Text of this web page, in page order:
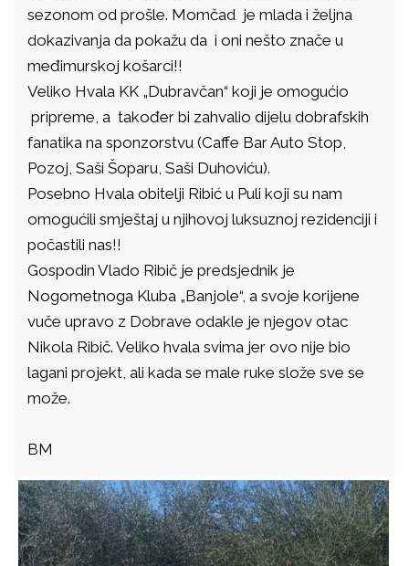
sezonom od prošle. Momčad je mlada i željna
dokazivanja da pokažu da i oni nešto znače u
međimurskoj košarci!!
Veliko Hvala KK „Dubravčan“ koji je omogućio
pripreme, a također bi zahvalio dijelu dobrafskih
fanatika na sponzorstvu (Caffe Bar Auto Stop,
Pozoj, Saši Šoparu, Saši Duhoviću).
Posebno Hvala obitelji Ribić u Puli koji su nam
omogućili smještaj u njihovoj luksuznoj rezidenciji i
počastili nas!!
Gospodin Vlado Ribič je predsjednik je
Nogometnoga Kluba „Banjole“, a svoje korijene
vuče upravo z Dobrave odakle je njegov otac
Nikola Ribič. Veliko hvala svima jer ovo nije bio
lagani projekt, ali kada se male ruke slože sve se
može.
BM